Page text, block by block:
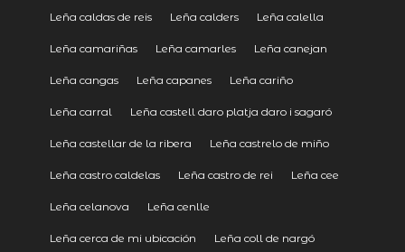
Leña caldas de reis Leña calders Leña calella
Leña camariñas Leña camarles Leña canejan
Leña cangas Leña capanes Leña cariño
Leña carral Leña castell daro platja daro i sagaró
Leña castellar de la ribera Leña castrelo de miño
Leña castro caldelas Leña castro de rei Leña cee
Leña celanova Leña cenlle
Leña cerca de mi ubicación Leña coll de nargó